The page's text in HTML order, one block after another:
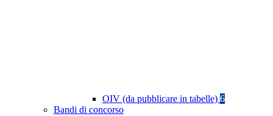
OIV (da pubblicare in tabelle) 6
Bandi di concorso